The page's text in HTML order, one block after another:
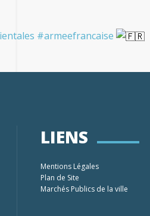
#armeefrancaise
LIENS
Mentions Légales
Plan de Site
Marchés Publics de la ville